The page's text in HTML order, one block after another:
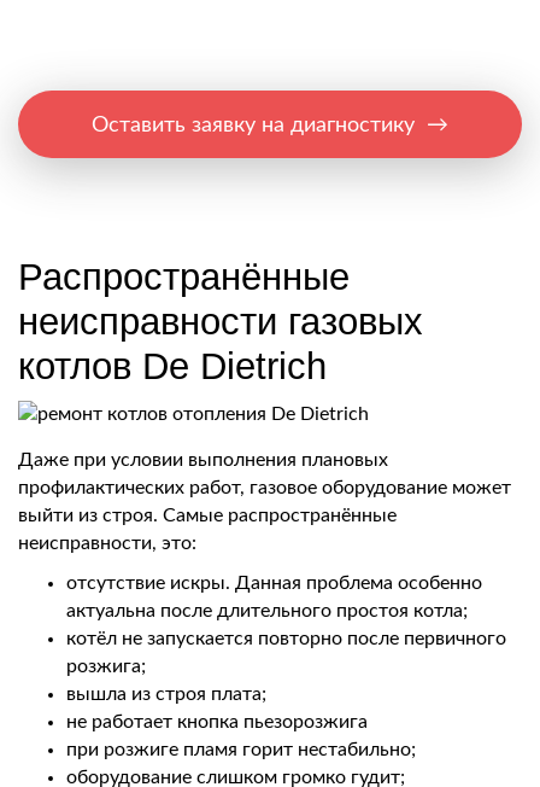
Оставить заявку на диагностику →
Распространённые
неисправности газовых
котлов De Dietrich
Даже при условии выполнения плановых
профилактических работ, газовое оборудование может
выйти из строя. Самые распространённые
неисправности, это:
отсутствие искры. Данная проблема особенно
актуальна после длительного простоя котла;
котёл не запускается повторно после первичного
розжига;
вышла из строя плата;
не работает кнопка пьезорозжига
при розжиге пламя горит нестабильно;
оборудование слишком громко гудит;